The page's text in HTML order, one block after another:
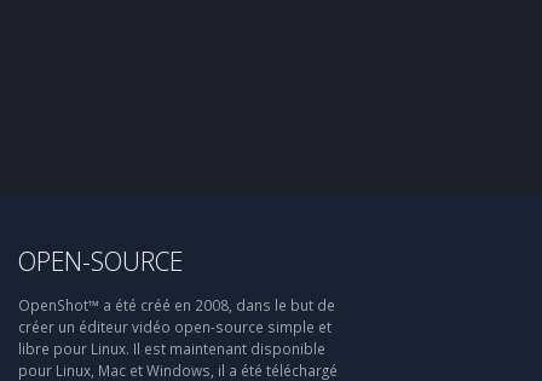
OPEN-SOURCE
OpenShot™ a été créé en 2008, dans le but de
créer un éditeur vidéo open-source simple et
libre pour Linux. Il est maintenant disponible
pour Linux, Mac et Windows, il a été téléchargé